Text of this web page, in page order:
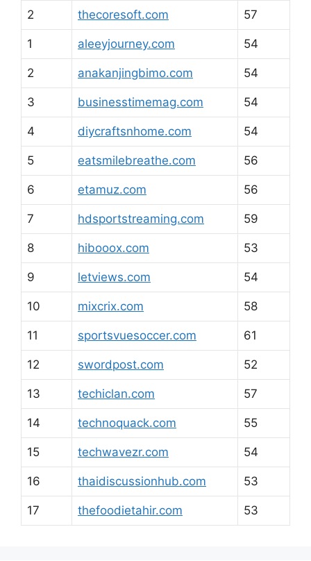
2 thecoresoft.com 57
1 aleeyjourney.com 54
2 anakanjingbimo.com 54
3 businesstimemag.com 54
4 diycraftsnhome.com 54
5 eatsmilebreathe.com 56
6 etamuz.com 56
7 hdsportstreaming.com 59
8 hibooox.com 53
9 letviews.com 54
10 mixcrix.com 58
11 sportsvuesoccer.com 61
12 swordpost.com 52
13 techiclan.com 57
14 technoquack.com 55
15 techwavezr.com 54
16 thaidiscussionhub.com 53
17 thefoodietahir.com 53